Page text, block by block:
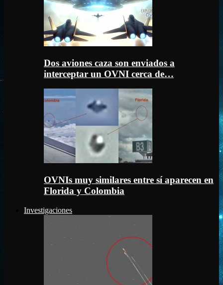
Dos aviones caza son enviados a
interceptar un OVNI cerca de…
OVNIs muy similares entre sí aparecen en
Florida y Colombia
Investigaciones